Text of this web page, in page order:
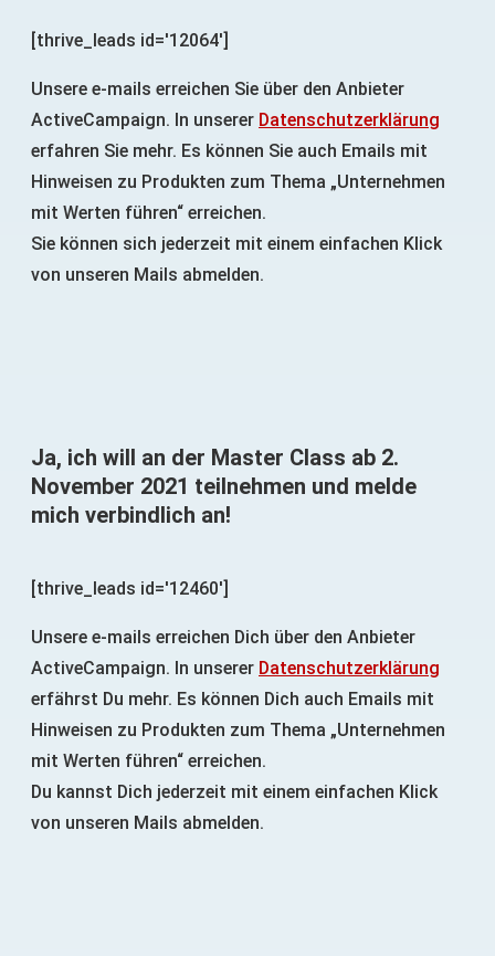
[thrive_leads id='12064']
Unsere e-mails erreichen Sie über den Anbieter
ActiveCampaign. In unserer Datenschutzerklärung
erfahren Sie mehr. Es können Sie auch Emails mit
Hinweisen zu Produkten zum Thema „Unternehmen
mit Werten führen“ erreichen.
Sie können sich jederzeit mit einem einfachen Klick
von unseren Mails abmelden.
Ja, ich will an der Master Class ab 2.
November 2021 teilnehmen und melde
mich verbindlich an!
[thrive_leads id='12460']
Unsere e-mails erreichen Dich über den Anbieter
ActiveCampaign. In unserer Datenschutzerklärung
erfährst Du mehr. Es können Dich auch Emails mit
Hinweisen zu Produkten zum Thema „Unternehmen
mit Werten führen“ erreichen.
Du kannst Dich jederzeit mit einem einfachen Klick
von unseren Mails abmelden.